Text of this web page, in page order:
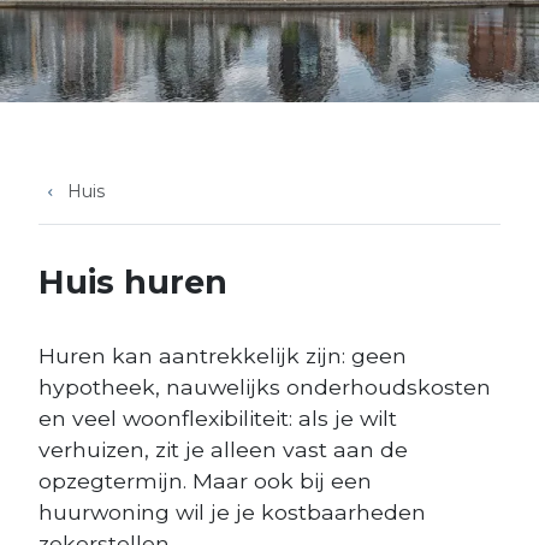
Huis
Huis huren
Huren kan aantrekkelijk zijn: geen
hypotheek, nauwelijks onderhoudskosten
en veel woonflexibiliteit: als je wilt
verhuizen, zit je alleen vast aan de
opzegtermijn. Maar ook bij een
huurwoning wil je je kostbaarheden